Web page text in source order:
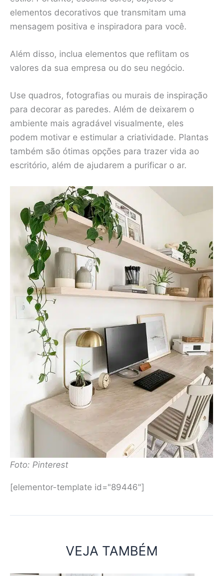
elementos decorativos que transmitam uma
mensagem positiva e inspiradora para você.
Além disso, inclua elementos que reflitam os
valores da sua empresa ou do seu negócio.
Use quadros, fotografias ou murais de inspiração
para decorar as paredes. Além de deixarem o
ambiente mais agradável visualmente, eles
podem motivar e estimular a criatividade. Plantas
também são ótimas opções para trazer vida ao
escritório, além de ajudarem a purificar o ar.
Foto: Pinterest
[elementor-template id="89446"]
VEJA TAMBÉM